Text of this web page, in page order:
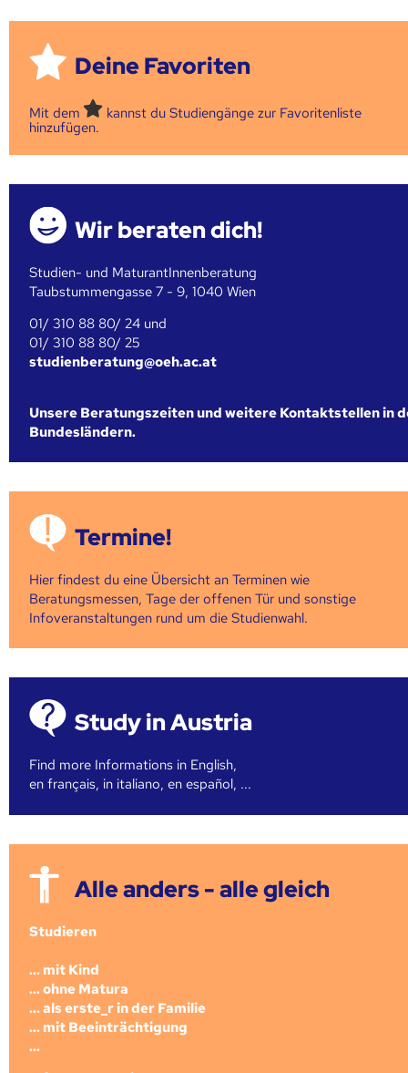
Deine Favoriten
Mit dem
kannst du Studiengänge zur Favoritenliste
hinzufügen.
Wir beraten dich!
Studien- und MaturantInnenberatung
Taubstummengasse 7 - 9, 1040 Wien
01/ 310 88 80/ 24 und
01/ 310 88 80/ 25
studienberatung@oeh.ac.at
Unsere Beratungszeiten und weitere Kontaktstellen in
Bundesländern.
Termine!
Hier findest du eine Übersicht an Terminen wie
Beratungsmessen, Tage der offenen Tür und sonstige
Infoveranstaltungen rund um die Studienwahl.
Study in Austria
Find more Informations in English,
en français, in italiano, en español, ...
Alle anders - alle gleich
Studieren
... mit Kind
... ohne Matura
... als erste_r in der Familie
... mit Beeinträchtigung
...